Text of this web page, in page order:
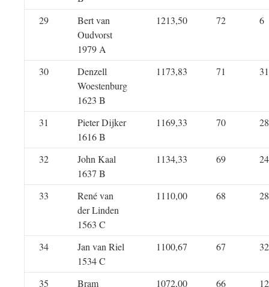
29
Bert van
Oudvorst
1979 A
1213,50 72 6
30
Denzell
Woestenburg
1623 B
1173,83 71 31
31
Pieter Dijker
1616 B
1169,33 70 28
32
John Kaal
1637 B
1134,33 69 24
33
René van
der Linden
1563 C
1110,00 68 28
34
Jan van Riel
1534 C
1100,67 67 32
35
Bram
1072,00 66 12